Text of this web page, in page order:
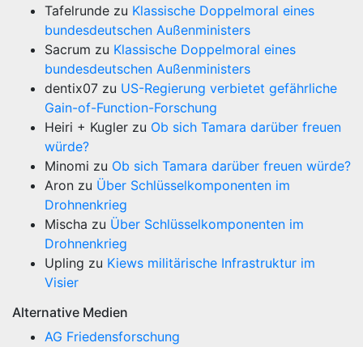
Tafelrunde zu Klassische Doppelmoral eines
bundesdeutschen Außenministers
Sacrum zu Klassische Doppelmoral eines
bundesdeutschen Außenministers
dentix07 zu US-Regierung verbietet gefährliche
Gain-of-Function-Forschung
Heiri + Kugler zu Ob sich Tamara darüber freuen
würde?
Minomi zu Ob sich Tamara darüber freuen würde?
Aron zu Über Schlüsselkomponenten im
Drohnenkrieg
Mischa zu Über Schlüsselkomponenten im
Drohnenkrieg
Upling zu Kiews militärische Infrastruktur im
Visier
Alternative Medien
AG Friedensforschung